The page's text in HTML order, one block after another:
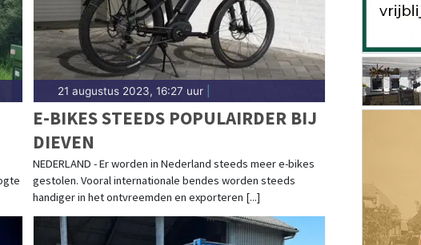
21 augustus 2023, 16:27 uur|
E-BIKES STEEDS POPULAIRDER BIJ
DIEVEN
NEDERLAND - Er worden in Nederland steeds meer e-bikes
gestolen. Vooral internationale bendes worden steeds
handiger in het ontvreemden en exporteren [...]